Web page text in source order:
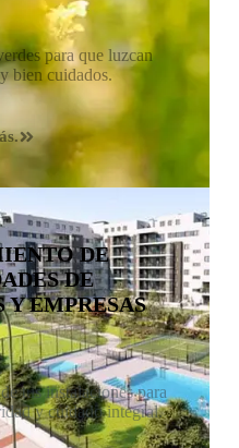
para que luzcan
bien cuidados.
DE
DE
Y EMPRESAS
tus instalaciones para
y cuidado integral.